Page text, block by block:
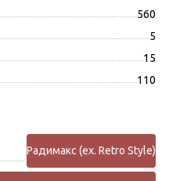
560
5
15
110
Радимакс (ex. Retro Style)